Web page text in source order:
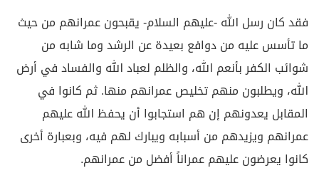
فقد كان رسل الله -عليهم السلام- يقبحون عمرانهم من حيث
ما تأسس عليه من دوافع بعيدة عن الرشد وما شابه من
شوائب الكفر بأنعم الله، والظلم لعباد الله والفساد في أرض
الله، ويطلبون منهم تخليص عمرانهم منها. ثم كانوا في
المقابل يعدونهم إن هم استجابوا أن يحفظ الله عليهم
عمرانهم ويزيدهم من أسبابه ويبارك لهم فيه، وبعبارة أخرى
كانوا يعرضون عليهم عمراناً أفضل من عمرانهم.